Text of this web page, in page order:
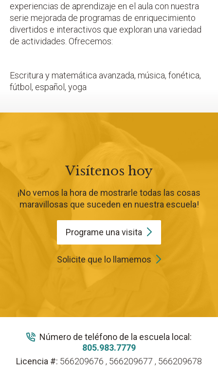
experiencias de aprendizaje en el aula con nuestra
serie mejorada de programas de enriquecimiento
divertidos e interactivos que exploran una variedad
de actividades. Ofrecemos:
Escritura y matemática avanzada, música, fonética,
fútbol, español, yoga
Visítenos hoy
¡No vemos la hora de mostrarle todas las cosas
maravillosas que suceden en nuestra escuela!
Programe una visita
Solicite que lo llamemos
Número de teléfono de la escuela local:
805.983.7779
Licencia #: 566209676 , 566209677 , 566209678